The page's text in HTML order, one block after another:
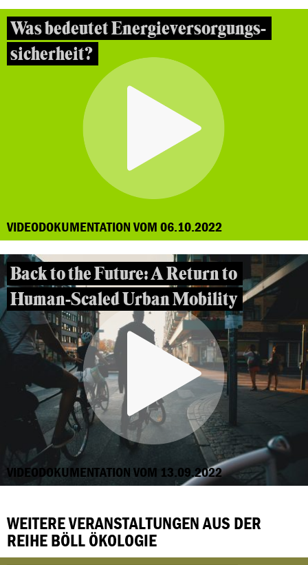
Was bedeutet Energieversorgungs-
sicherheit?
VIDEODOKUMENTATION VOM 06.10.2022
Back to the Future: A Return to
Human-Scaled Urban Mobility
VIDEODOKUMENTATION VOM 13.09.2022
WEITERE VERANSTALTUNGEN AUS DER
REIHE BÖLL ÖKOLOGIE